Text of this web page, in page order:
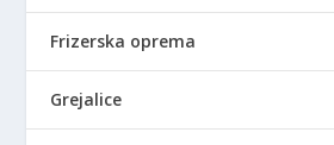
Frizerska oprema
Grejalice